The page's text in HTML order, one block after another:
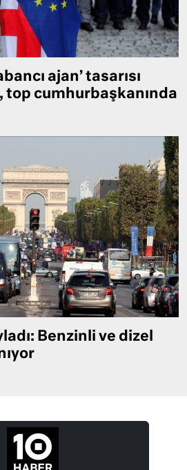
ajan’ tasarısı
cumhurbaşkanında
Benzinli ve dizel